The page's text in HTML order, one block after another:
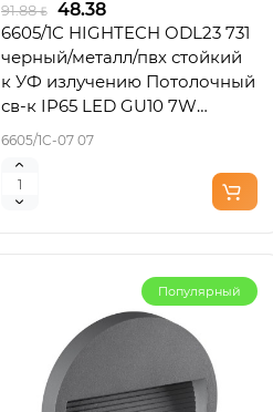
91.88
48.38
6605/1C HIGHTECH ODL23 731
черный/металл/пвх стойкий
к УФ излучению Потолочный
св-к IP65 LED GU10 7W
MOTTO
6605/1C-07 07
Популярный